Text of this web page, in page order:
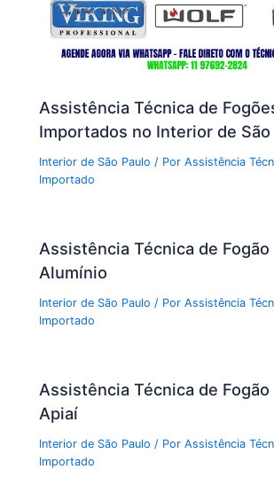
Assistência Técnica de
Importados no Interior de São
Interior de São Paulo / PorAssistência
Importado
Assistência Técnica de
Alumínio
Interior de São Paulo / PorAssistência
Importado
Assistência Técnica de
Apiaí
Interior de São Paulo / PorAssistência
Importado